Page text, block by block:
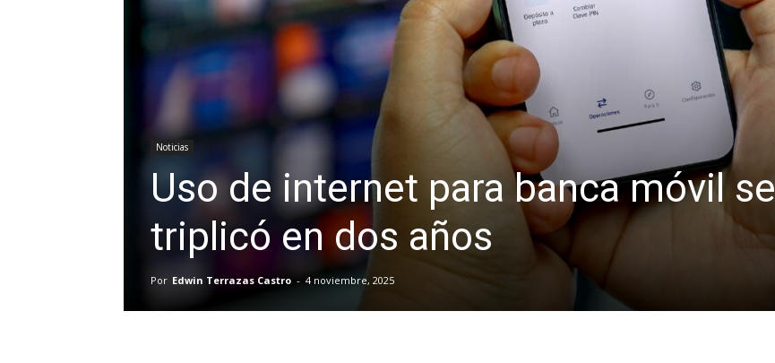
Noticias
Uso de internet para banca móvil se
triplicó en dos años
Por Edwin Terrazas Castro - 4 noviembre, 2025